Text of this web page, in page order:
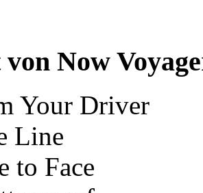
Now
Your Driver
Line
to Face